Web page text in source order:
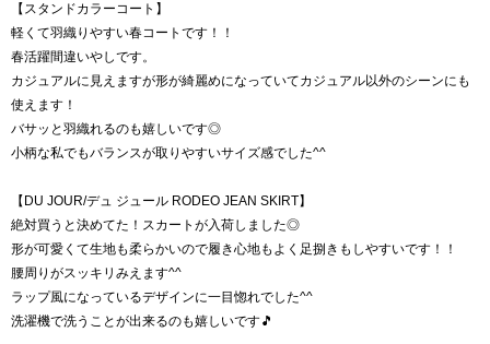
【スタンドカラーコート】
軽くて羽織りやすい春コートです！！
春活躍間違いやしです。
カジュアルに見えますが形が綺麗めになっていてカジュアル以外のシーンにも
使えます！
バサッと羽織れるのも嬉しいです◎
小柄な私でもバランスが取りやすいサイズ感でした^^
【DU JOUR/デュ ジュール RODEO JEAN SKIRT】
絶対買うと決めてた！スカートが入荷しました◎
形が可愛くて生地も柔らかいので履き心地もよく足捌きもしやすいです！！
腰周りがスッキリみえます^^
ラップ風になっているデザインに一目惚れでした^^
洗濯機で洗うことが出来るのも嬉しいです🎵